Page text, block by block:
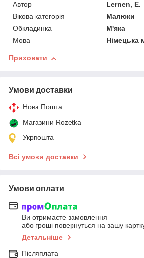
Автор
Lernen, E.
Вікова категорія
Малюки
Обкладинка
М'яка
Мова
Німецька
Приховати
Умови доставки
Нова Пошта
Магазини Rozetka
Укрпошта
Всі умови доставки
Умови оплати
Ви отримаєте замовлення
або гроші повернуться на вашу
Детальніше
Післяплата